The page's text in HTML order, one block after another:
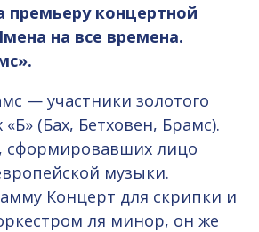
премьеру концертной
на все времена.
— участники золотого
(Бах, Бетховен, Брамс).
сформировавших лицо
музыки.
Концерт для скрипки и
ля минор, он же